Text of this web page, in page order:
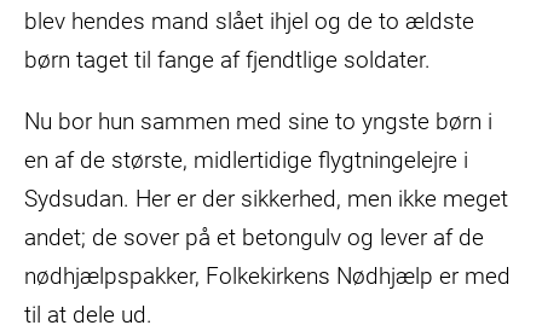
blev hendes mand slået ihjel og de to ældste
børn taget til fange af fjendtlige soldater.
Nu bor hun sammen med sine to yngste børn i
en af de største, midlertidige flygtningelejre i
Sydsudan. Her er der sikkerhed, men ikke meget
andet; de sover på et betongulv og lever af de
nødhjælpspakker, Folkekirkens Nødhjælp er med
til at dele ud.